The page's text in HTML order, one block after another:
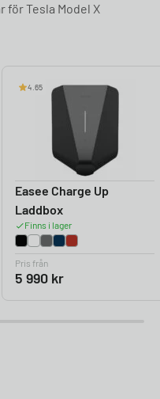
för Tesla Model X
4.65
Easee Charge Up
Laddbox
Finns i lager
Pris från
5 990 kr